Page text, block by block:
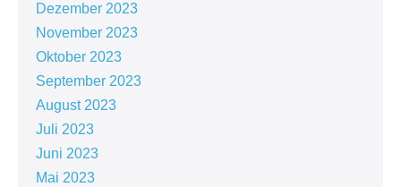
Dezember 2023
November 2023
Oktober 2023
September 2023
August 2023
Juli 2023
Juni 2023
Mai 2023